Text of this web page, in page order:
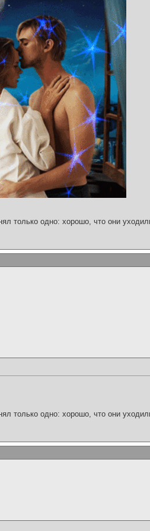
только одно: хорошо, что они
только одно: хорошо, что они